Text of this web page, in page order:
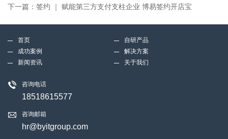
下一篇： 签约 ｜ 赋能第三方支付支柱企业 博易签约开店宝
首页
自研产品
成功案例
解决方案
新闻资讯
关于我们
咨询电话
18518615577
咨询邮箱
hr@byitgroup.com